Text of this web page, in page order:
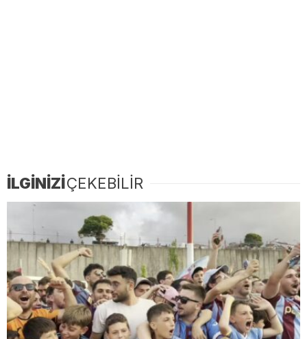
İLGİNİZİÇEKEBİLİR